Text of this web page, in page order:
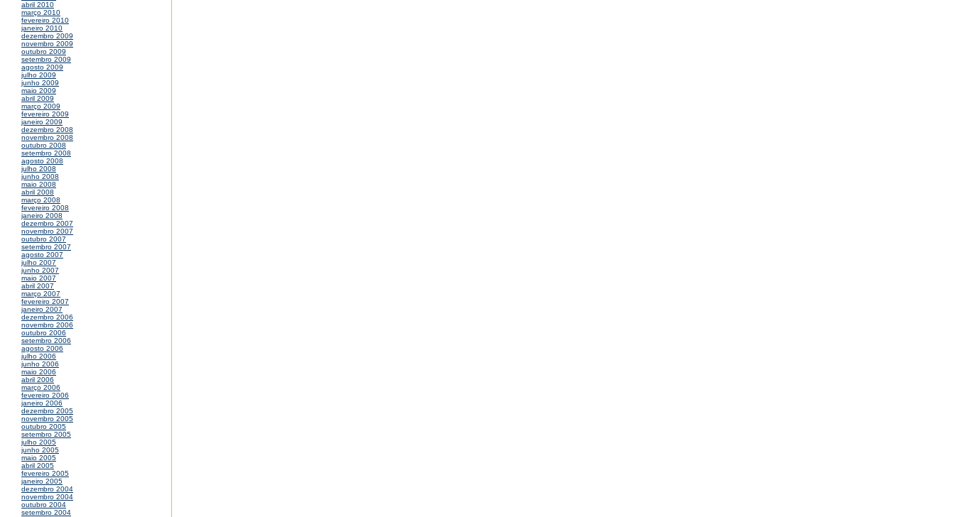
abril 2010
março 2010
fevereiro 2010
janeiro 2010
dezembro 2009
novembro 2009
outubro 2009
setembro 2009
agosto 2009
julho 2009
junho 2009
maio 2009
abril 2009
março 2009
fevereiro 2009
janeiro 2009
dezembro 2008
novembro 2008
outubro 2008
setembro 2008
agosto 2008
julho 2008
junho 2008
maio 2008
abril 2008
março 2008
fevereiro 2008
janeiro 2008
dezembro 2007
novembro 2007
outubro 2007
setembro 2007
agosto 2007
julho 2007
junho 2007
maio 2007
abril 2007
março 2007
fevereiro 2007
janeiro 2007
dezembro 2006
novembro 2006
outubro 2006
setembro 2006
agosto 2006
julho 2006
junho 2006
maio 2006
abril 2006
março 2006
fevereiro 2006
janeiro 2006
dezembro 2005
novembro 2005
outubro 2005
setembro 2005
julho 2005
junho 2005
maio 2005
abril 2005
fevereiro 2005
janeiro 2005
dezembro 2004
novembro 2004
outubro 2004
setembro 2004